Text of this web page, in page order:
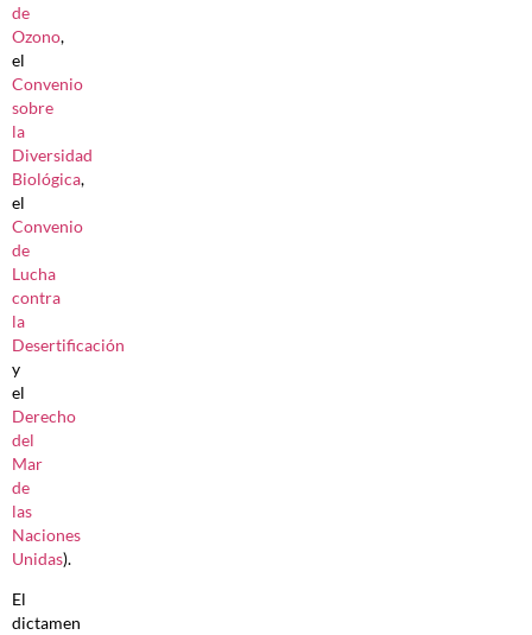
de
Ozono,
el
Convenio
sobre
la
Diversidad
Biológica,
el
Convenio
de
Lucha
contra
la
Desertificación
y
el
Derecho
del
Mar
de
las
Naciones
Unidas).
El
dictamen